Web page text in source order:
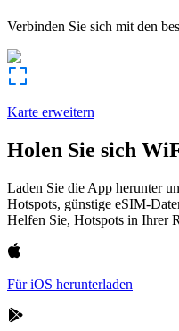
Verbinden Sie sich mit den
Karte erweitern
Holen Sie sich
Laden Sie die App herunter
Hotspots, günstige eSIM-
Helfen Sie, Hotspots in Ihrer
Für iOS herunterladen